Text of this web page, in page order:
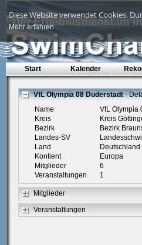
Diese Website verwendet Cookies.
Mehr erfahren
Start Kalender
VfL Olympia 08 Duderstadt-
Name
VfL Olympia
Kreis
Kreis
Bezirk
Bezirk
Landes-SV
Land
Deutschland
Kontient
Europa
Mitglieder
6
Veranstaltungen
1
Mitglieder
Veranstaltungen